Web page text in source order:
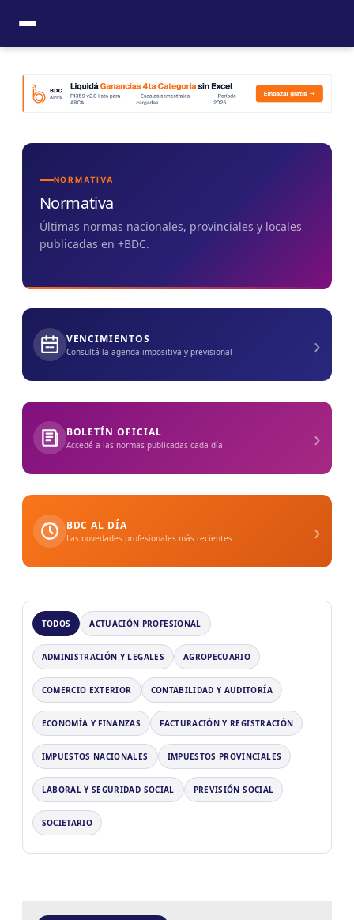
contenido
NORMATIVA
Normativa
Últimas normas nacionales, provinciales y locales
publicadas en +BDC.
VENCIMIENTOS
Consultá la agenda impositiva y previsional ›
BOLETÍN OFICIAL
Accedé a las normas publicadas cada día ›
BDC AL DÍA
Las novedades profesionales más recientes ›
TODOS ACTUACIÓN PROFESIONAL
ADMINISTRACIÓN Y LEGALES AGROPECUARIO
COMERCIO EXTERIOR CONTABILIDAD Y AUDITORÍA
ECONOMÍA Y FINANZAS FACTURACIÓN Y REGISTRACIÓN
IMPUESTOS NACIONALES IMPUESTOS PROVINCIALES
LABORAL Y SEGURIDAD SOCIAL PREVISIÓN SOCIAL
SOCIETARIO